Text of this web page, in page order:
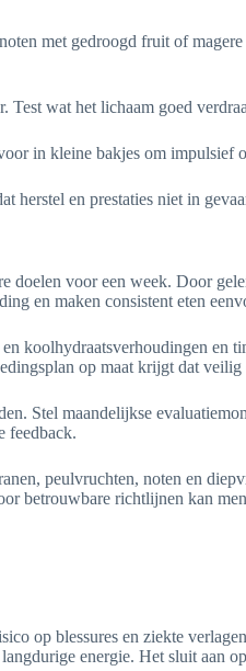
met gedroogd fruit of
wat het lichaam goed
in kleine bakjes om impulsief
herstel en prestaties niet in
doelen voor een week. Door
en maken consistent eten
koolhydraatsverhoudingen en
op maat krijgt dat
Stel maandelijkse
feedback.
peulvruchten, noten en
betrouwbare richtlijnen kan
op blessures en ziekte
energie. Het sluit aan